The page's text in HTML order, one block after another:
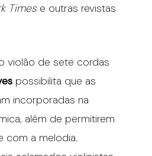
Timese outras revistas
violão de sete cordas
possibilita que as
incorporadas na
além de permitirem
com a melodia.